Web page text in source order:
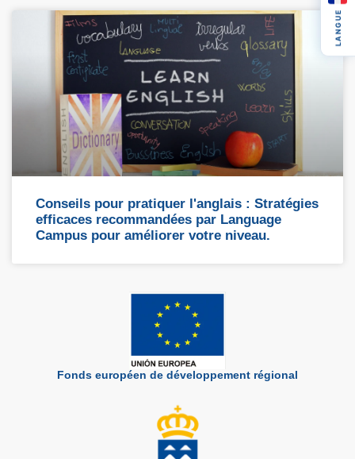
Conseils pour pratiquer l'anglais : Stratégies
efficaces recommandées par Language
Campus pour améliorer votre niveau.
Fonds européen de développement régional
LANGUE